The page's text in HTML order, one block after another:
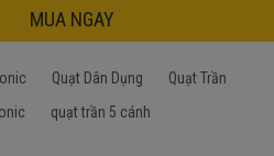
MUA NGAY
Quạt Dân Dụng
Quạt Trần
quạt trần 5 cánh